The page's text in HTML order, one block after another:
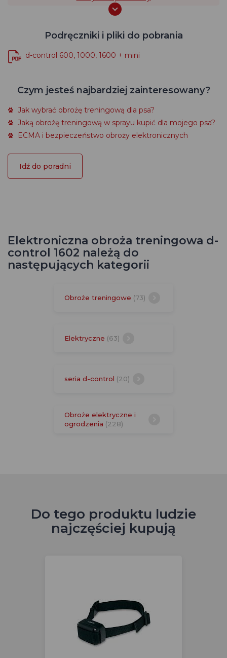
Podręczniki i pliki do pobrania
d-control 600, 1000, 1600 + mini
Czym jesteś najbardziej zainteresowany?
Jak wybrać obrożę treningową dla psa?
Jaką obrożę treningową w sprayu kupić dla mojego psa?
ECMA i bezpieczeństwo obroży elektronicznych
Idź do poradni
Elektroniczna obroża treningowa d-
control 1602 należą do
następujących kategorii
Obroże treningowe (73)
Elektryczne (63)
seria d-control (20)
Obroże elektryczne i
ogrodzenia (228)
Do tego produktu ludzie
najczęściej kupują